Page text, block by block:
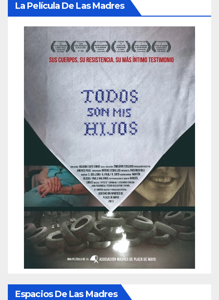
La Película De Las Madres
Espacios De Las Madres